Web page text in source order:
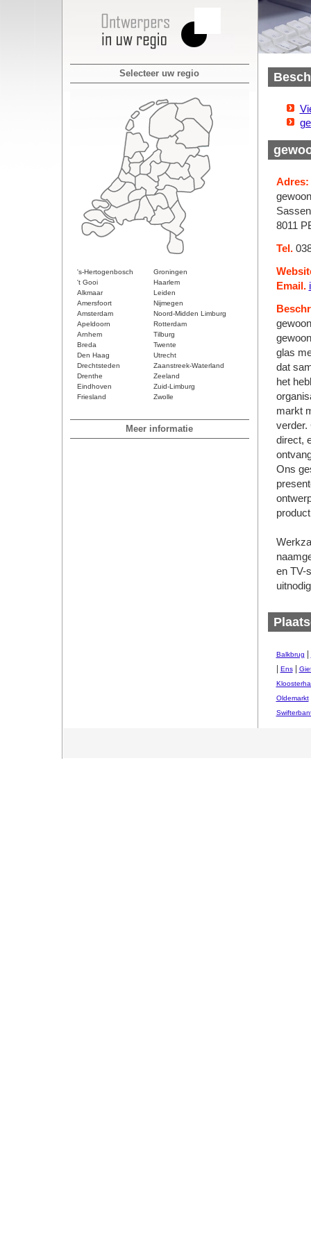
Selecteer uw regio
's-Hertogenbosch
Groningen
't Gooi
Haarlem
Alkmaar
Leiden
Amersfoort
Nijmegen
Amsterdam
Noord-Midden Limburg
Apeldoorn
Rotterdam
Arnhem
Tilburg
Breda
Twente
Den Haag
Utrecht
Drechtsteden
Zaanstreek-Waterland
Drenthe
Zeeland
Eindhoven
Zuid-Limburg
Friesland
Zwolle
Meer informatie
Adres:
8011
Tel.
Email.
glas
dat
het
markt
verder.
direct,
Ons
en TV-
Balkbrug
Ens|
Oldemarkt